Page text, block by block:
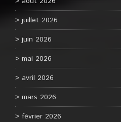
juillet 2026
juin 2026
mai 2026
avril 2026
mars 2026
février 2026